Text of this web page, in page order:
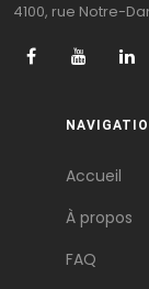
4100, rue Notre-
Accueil
À propos
FAQ